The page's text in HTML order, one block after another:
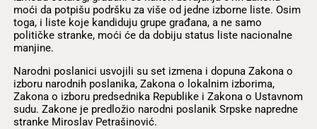
moći da potpišu podršku za više od jedne izborne liste. Osim
toga, i liste koje kandiduju grupe građana, a ne samo
političke stranke, moći će da dobiju status liste nacionalne
manjine.
Narodni poslanici usvojili su set izmena i dopuna Zakona o
izboru narodnih poslanika, Zakona o lokalnim izborima,
Zakona o izboru predsednika Republike i Zakona o Ustavnom
sudu. Zakone je predložio narodni poslanik Srpske napredne
stranke Miroslav Petrašinović.